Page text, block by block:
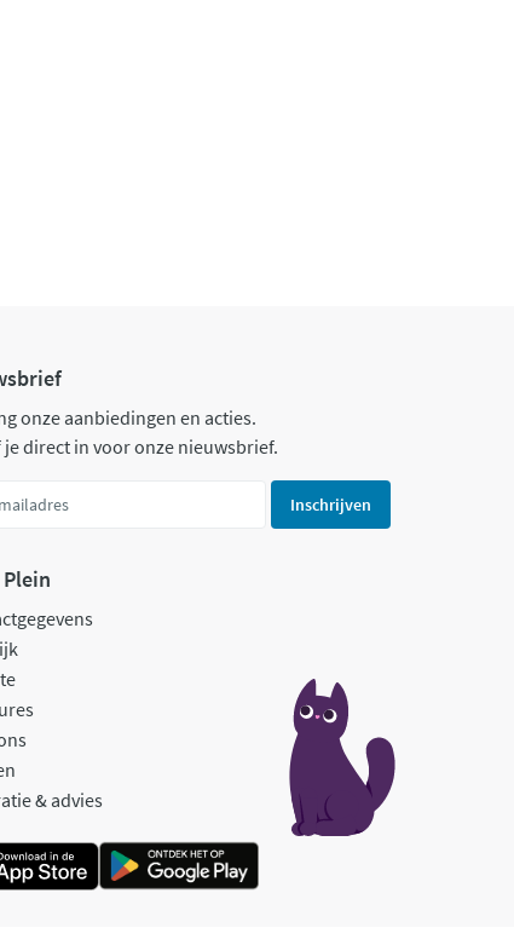
onze aanbiedingen en acties.
je direct in voor onze nieuwsbrief.
Inschrijven
& advies